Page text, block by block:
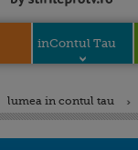
inContul Tau
lumea in contul tau